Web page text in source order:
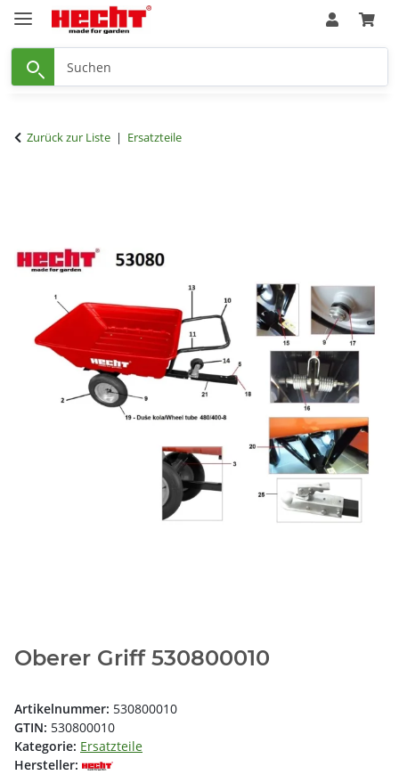
Zurück zur Liste Ersatzteile
Oberer Griff 530800010
Artikelnummer: 530800010
GTIN: 530800010
Kategorie: Ersatzteile
Hersteller: